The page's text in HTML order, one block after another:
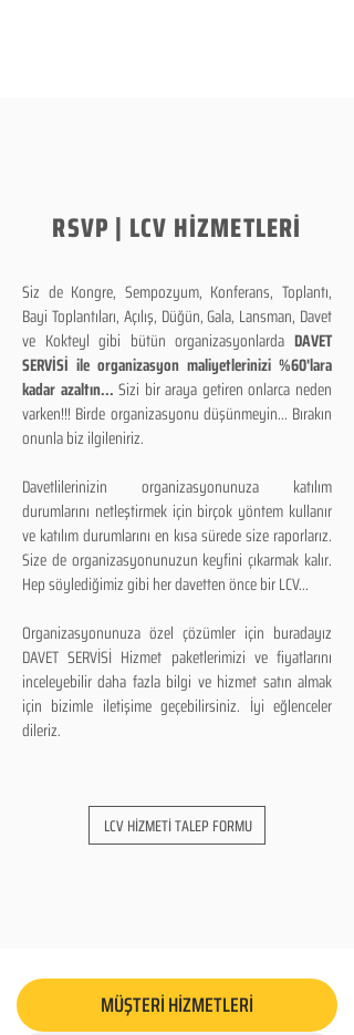
RSVP | LCV HİZMETLERİ
Siz de Kongre, Sempozyum, Konferans, Toplantı,
Bayi Toplantıları, Açılış, Düğün, Gala, Lansman, Davet
ve Kokteyl gibi bütün organizasyonlarda DAVET
SERVİSİ ile organizasyon maliyetlerinizi %60'lara
kadar azaltın...Sizi bir araya getiren onlarca neden
varken!!! Birde organizasyonu düşünmeyin... Bırakın
onunla biz ilgileniriz.
Davetlilerinizin organizasyonunuza katılım
durumlarını netleştirmek için birçok yöntem kullanır
ve katılım durumlarını en kısa sürede size raporlarız.
Size de organizasyonunuzun keyfini çıkarmak kalır.
Hep söylediğimiz gibi her davetten önce bir LCV...
Organizasyonunuza özel çözümler için buradayız
DAVET SERVİSİ Hizmet paketlerimizi ve fiyatlarını
inceleyebilir daha fazla bilgi ve hizmet satın almak
için bizimle iletişime geçebilirsiniz. İyi eğlenceler
dileriz.
LCV HİZMETİ TALEP FORMU
MÜŞTERİ HİZMETLERİ